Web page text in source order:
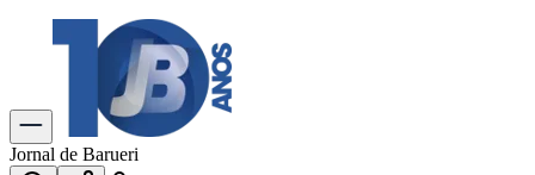
Explore Tudo
Últimas Notícias
Previsão do Tempo
Trânsito e Rotas
Dia a Dia & Lazer
Jornal de Barueri